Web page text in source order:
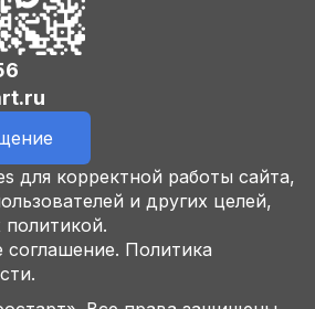
для корректной работы сайта,
и других целей,
соглашение. Политика